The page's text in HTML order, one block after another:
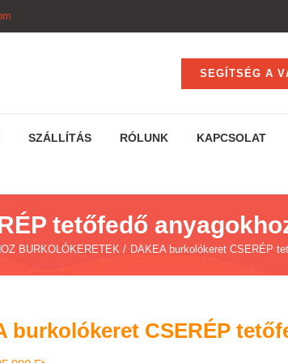
SEGÍTSÉG A
SZÁLLÍTÁS RÓLUNK KAPCSOLAT
tetőfedő
BURKOLÓKERETEK DAKEA burkolókeret CSERÉP
burkolókeret CSERÉP